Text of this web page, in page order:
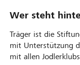
Wer steht
Träger ist die
mit Unterstützung
mit allen